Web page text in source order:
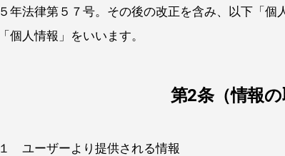
５年法律第５７号。その後の改正を含み、以下「
「個人情報」をいいます。
第2条（情報の
１ ユーザーより提供される情報